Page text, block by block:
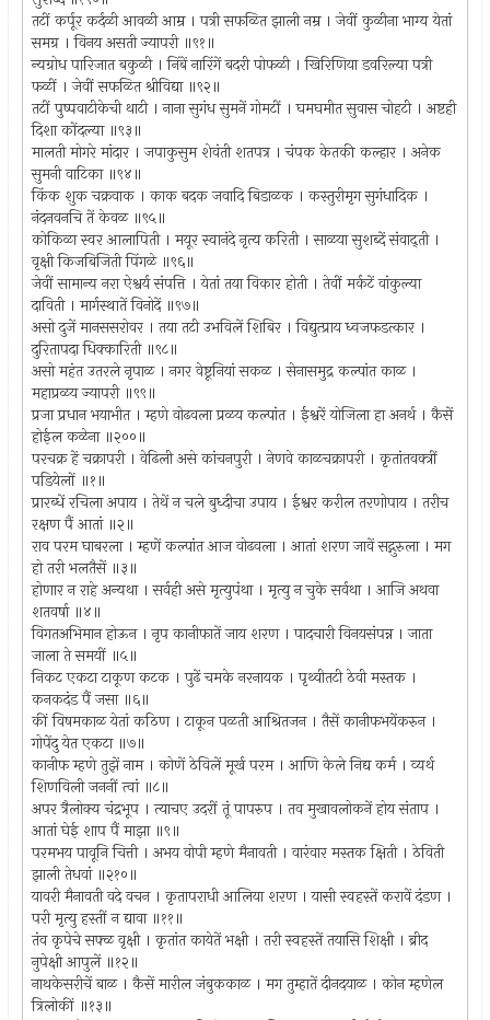
तटीं कर्पूर कर्दळी आवळी आम्र । पत्री सफळित झाली नम्र । जेवीं कुळीना भाग्य येतां
समग्र । विनय असती ज्यापरी ॥९१॥
न्यग्रोध पारिजात बकुळी । निंबें नारिंगें बदरी पोफळी । खिरिणिया डवरिल्या पत्री
फळीं । जेवीं सफळित श्रीविद्या ॥९२॥
तटीं पुष्पवाटीकेची थाटी । नाना सुगंध सुमनें गोमटीं । घमघमीत सुवास चोहटी । अष्टही
दिशा कोंदल्या ॥९३॥
मालती मोगरे मांदार । जपाकुसुम शेवंती शतपत्र । चंपक केतकी कल्हार । अनेक
सुमनी वाटिका ॥९४॥
किंक शुक चक्रवाक । काक बदक जवादि बिडाळक । कस्तुरीमृग सुगंधादिक ।
नंदनवनचि तें केवळ ॥९५॥
कोकिळा स्वर आलापिती । मयूर स्वानंदे नृत्य करिती । साळया सुशब्दें संवाद्ती ।
वृक्षी किजबिजिती पिंगळे ॥९६॥
जेवीं सामान्य नरा ऐश्वर्य संपत्ति । येतां तया विकार होती । तेवीं मर्कटें वांकुल्या
दाविती । मार्गस्थातें विनोदें ॥९७॥
असो दुजें मानससरोवर । तया तटी उभविलें शिबिर । विद्युत्प्राय ध्वजफडत्कार ।
दुरितापदा धिक्कारिती ॥९८॥
असो महंत उतरले नृपाळ । नगर वेष्टूनियां सकळ । सेनासमुद्र कल्पांत काळ ।
महाप्रळय ज्यापरी ॥९९॥
प्रजा प्रधान भयाभीत । म्हणे वोढवला प्रळय कल्पांत । ईश्वरें योजिला हा अनर्थ । कैसें
होईल कळेना ॥२००॥
परचक्र हें चक्रापरी । वेढिली असे कांचनपुरी । नेणवे काळचक्रापरी । कृतांतवक्त्रीं
पडियेलों ॥१॥
प्रारब्धें रचिला अपाय । तेथें न चले बुध्दीचा उपाय । ईश्वर करील तरणोपाय । तरीच
रक्षण पैं आतां ॥२॥
राव परम घाबरला । म्हणें कल्पांत आज वोढवला । आतां शरण जावें सद्गुरुला । मग
हो तरी भलतैसें ॥३॥
होणार न राहे अन्यथा । सर्वही असे मृत्युपंथा । मृत्यु न चुके सर्वथा । आजि अथवा
शतवर्षा ॥४॥
विगतअभिमान होऊन । नृप कानीफातें जाय शरण । पादचारी विनयसंपन्न । जाता
जाला ते समयीं ॥५॥
निकट एकटा टाकूण कटक । पुढें चमके नरनायक । पृथ्वीतटी ठेवी मस्तक ।
कनकदंड पैं जसा ॥६॥
कीं विषमकाळ येतां कठिण । टाकून पळती आश्रितजन । तैसें कानीफभयेंकरुन ।
गोपेंदु येत एकटा ॥७॥
कानीफ म्हणे तुझें नाम । कोणें ठेविलें मूर्ख परम । आणि केले निद्य कर्म । व्यर्थ
शिणविली जननीं त्वां ॥८॥
अपर त्रैलोक्य चंद्रभूप । त्याचए उदरीं तूं पापरुप । तव मुखावलोकनें होय संताप ।
आतां घेई शाप पैं माझा ॥९॥
परमभय पावूनि चित्ती । अभय वोपी म्हणे मैनावती । वारंवार मस्तक क्षिती । ठेविती
झाली तेधवां ॥२१०॥
यावरी मैनावती वदे वचन । कृतापराधी आलिया शरण । यासी स्वहस्तें करावें दंडण ।
परी मृत्यु हस्तीं न द्यावा ॥११॥
तंव कृपेचे सफ्ळ वृक्षी । कृतांत कायेतें भक्षी । तरी स्वहस्तें तयासि शिक्षी । ब्रीद
नुपेक्षी आपुलें ॥१२॥
नाथकेसरीचें बाळ । कैसें मारील जंबुककाळ । मग तुम्हातें दीनदयाळ । कोन म्हणेल
त्रिलोकीं ॥१३॥